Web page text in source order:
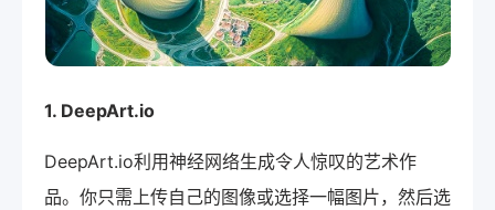
1. DeepArt.io
DeepArt.io利用神经网络生成令人惊叹的艺术作
品。你只需上传自己的图像或选择一幅图片，然后选